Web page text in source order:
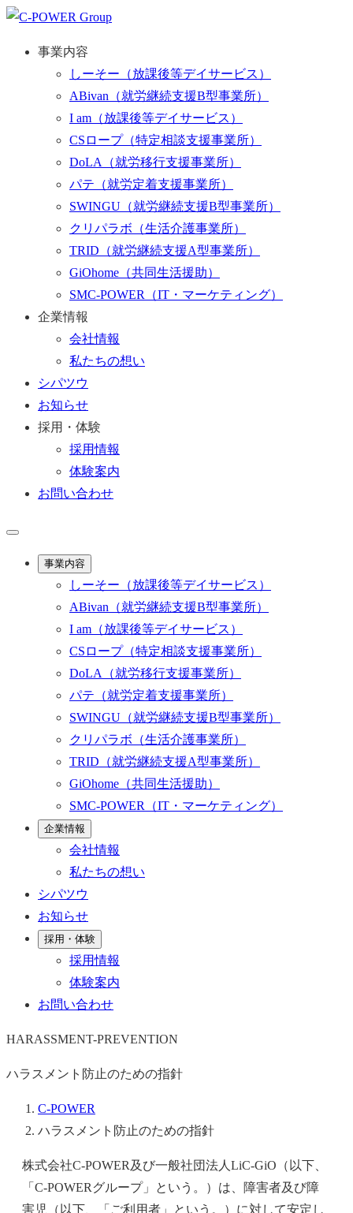
事業内容
しーそー （放課後等デイサービス）
ABivan （就労継続支援B型事業所）
I am （放課後等デイサービス）
CSロープ（特定相談支援事業所）
DoLA
（就労移行支援事業所）
パテ （就労定着支援事業所）
SWINGU （就労継続支援B型事業所）
クリパラボ （生活介護事業所）
TRID （就労継続支援A型事業所）
GiOhome （共同生活援助）
SMC-POWER
（IT・マーケティング）
企業情報
会社情報
私たちの想い
シパツウ
お知らせ
採用・体験
採用情報
体験案内
お問い合わせ
事業内容
しーそー （放課後等デイサービス）
ABivan （就労継続支援B型事業所）
I am （放課後等デイサービス）
CSロープ（特定相談支援事業所）
DoLA
（就労移行支援事業所）
パテ （就労定着支援事業所）
SWINGU （就労継続支援B型事業所）
クリパラボ （生活介護事業所）
TRID （就労継続支援A型事業所）
GiOhome （共同生活援助）
SMC-POWER
（IT・マーケティング）
企業情報
会社情報
私たちの想い
シパツウ
お知らせ
採用・体験
採用情報
体験案内
お問い合わせ
HARASSMENT-PREVENTION
ハラスメント防止のための指針
C-POWER
ハラスメント防止のための指針
株式会社C-POWER及び一般社団法人LiC-GiO（以下、
「C-POWERグループ」という。）は、障害者及び障
害児（以下、「ご利用者」という。）に対して安定し